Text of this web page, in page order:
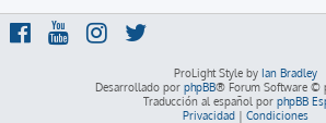
ProLight Style by Ian Bradley
Desarrollado por phpBB® Forum Software ©
Traducción al español por phpBB
Privacidad| Condiciones